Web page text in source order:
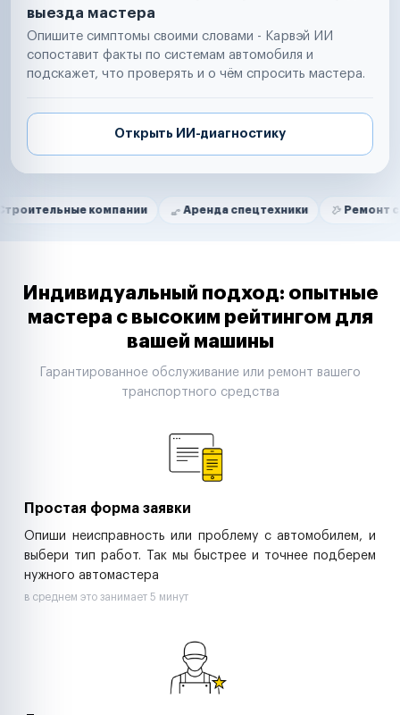
выезда мастера
Опишите симптомы своими словами - Карвэй ИИ
сопоставит факты по системам автомобиля и
подскажет, что проверять и о чём спросить мастера.
Открыть ИИ-диагностику
Нам доверяют
компании Аренда спецтехники Ремонт
Маркетплейсы
Таксопарки
Автодилеры
Строительные компании
Аренда спецтехники
Индивидуальный подход: опытные
мастера с высоким рейтингом для
вашей машины
Гарантированное обслуживание или ремонт вашего
транспортного средства
Простая форма заявки
Опиши неисправность или проблему с автомобилем, и
выбери тип работ. Так мы быстрее и точнее подберем
нужного автомастера
в среднем это занимает 5 минут